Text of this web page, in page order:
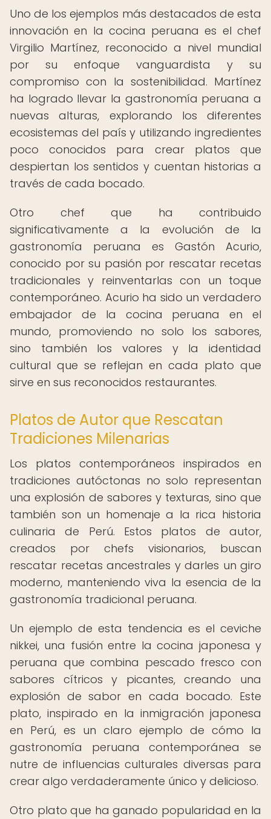
Uno de los ejemplos más destacados de esta
innovación en la cocina peruana es el chef
Virgilio Martínez, reconocido a nivel mundial
por su enfoque vanguardista y su
compromiso con la sostenibilidad. Martínez
ha logrado llevar la gastronomía peruana a
nuevas alturas, explorando los diferentes
ecosistemas del país y utilizando ingredientes
poco conocidos para crear platos que
despiertan los sentidos y cuentan historias a
través de cada bocado.
Otro chef que ha contribuido
significativamente a la evolución de la
gastronomía peruana es Gastón Acurio,
conocido por su pasión por rescatar recetas
tradicionales y reinventarlas con un toque
contemporáneo. Acurio ha sido un verdadero
embajador de la cocina peruana en el
mundo, promoviendo no solo los sabores,
sino también los valores y la identidad
cultural que se reflejan en cada plato que
sirve en sus reconocidos restaurantes.
Platos de Autor que Rescatan
Tradiciones Milenarias
Los platos contemporáneos inspirados en
tradiciones autóctonas no solo representan
una explosión de sabores y texturas, sino que
también son un homenaje a la rica historia
culinaria de Perú. Estos platos de autor,
creados por chefs visionarios, buscan
rescatar recetas ancestrales y darles un giro
moderno, manteniendo viva la esencia de la
gastronomía tradicional peruana.
Un ejemplo de esta tendencia es el ceviche
nikkei, una fusión entre la cocina japonesa y
peruana que combina pescado fresco con
sabores cítricos y picantes, creando una
explosión de sabor en cada bocado. Este
plato, inspirado en la inmigración japonesa
en Perú, es un claro ejemplo de cómo la
gastronomía peruana contemporánea se
nutre de influencias culturales diversas para
crear algo verdaderamente único y delicioso.
Otro plato que ha ganado popularidad en la